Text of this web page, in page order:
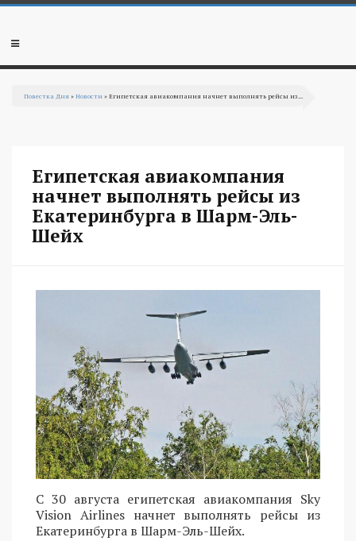
Перейти к основному содержанию
Мобильное
Повестка Дня »Новости » Египетская авиакомпания начнет выполнять рейсы из...
Египетская авиакомпания
начнет выполнять рейсы из
Екатеринбурга в Шарм-Эль-
Шейх
С 30 августа египетская авиакомпания Sky
Vision Airlines начнет выполнять рейсы из
Екатеринбурга в Шарм-Эль-Шейх.